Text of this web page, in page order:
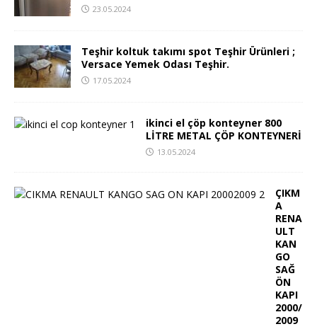
23.05.2024
Teşhir koltuk takımı spot Teşhir Ürünleri ;
Versace Yemek Odası Teşhir.
17.05.2024
ikinci el çöp konteyner 800
LİTRE METAL ÇÖP KONTEYNERİ
13.05.2024
ÇIKM
A
RENA
ULT
KAN
GO
SAĞ
ÖN
KAPI
2000/
2009